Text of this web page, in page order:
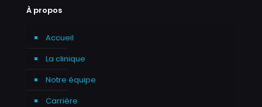
À propos
Accueil
La clinique
Notre équipe
Carrière